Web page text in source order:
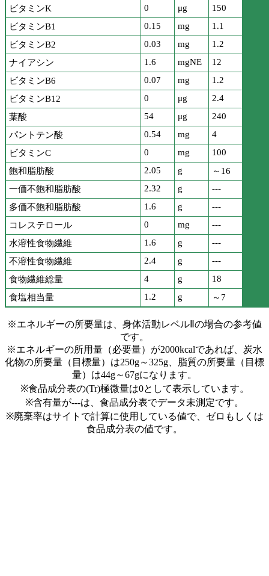
ビタミンK
0 μg
150
ビタミンB1
0.15 mg
1.1
ビタミンB2
0.03 mg
1.2
ナイアシン
1.6 mgNE
12
ビタミンB6
0.07 mg
1.2
ビタミンB12
0 μg
2.4
葉酸
54 μg
240
パントテン酸
0.54 mg
4
ビタミンC
0 mg
100
飽和脂肪酸
2.05 g
～16
一価不飽和脂肪酸
2.32 g
---
多価不飽和脂肪酸
1.6 g
---
コレステロール
0 mg
---
水溶性食物繊維
1.6 g
---
不溶性食物繊維
2.4 g
---
食物繊維総量
4 g
18
食塩相当量
1.2 g ～7
※エネルギーの所要量は、身体活動レベルⅡの場合の参考値
です。
※エネルギーの所用量（必要量）が2000kcalであれば、炭水
化物の所要量（目標量）は250g～325g、脂質の所要量（目標
量）は44g～67gになります。
※食品成分表の(Tr)極微量は0として表示しています。
※含有量が---は、食品成分表でデータ未測定です。
※廃棄率はサイトで計算に使用している値で、ゼロもしくは
食品成分表の値です。